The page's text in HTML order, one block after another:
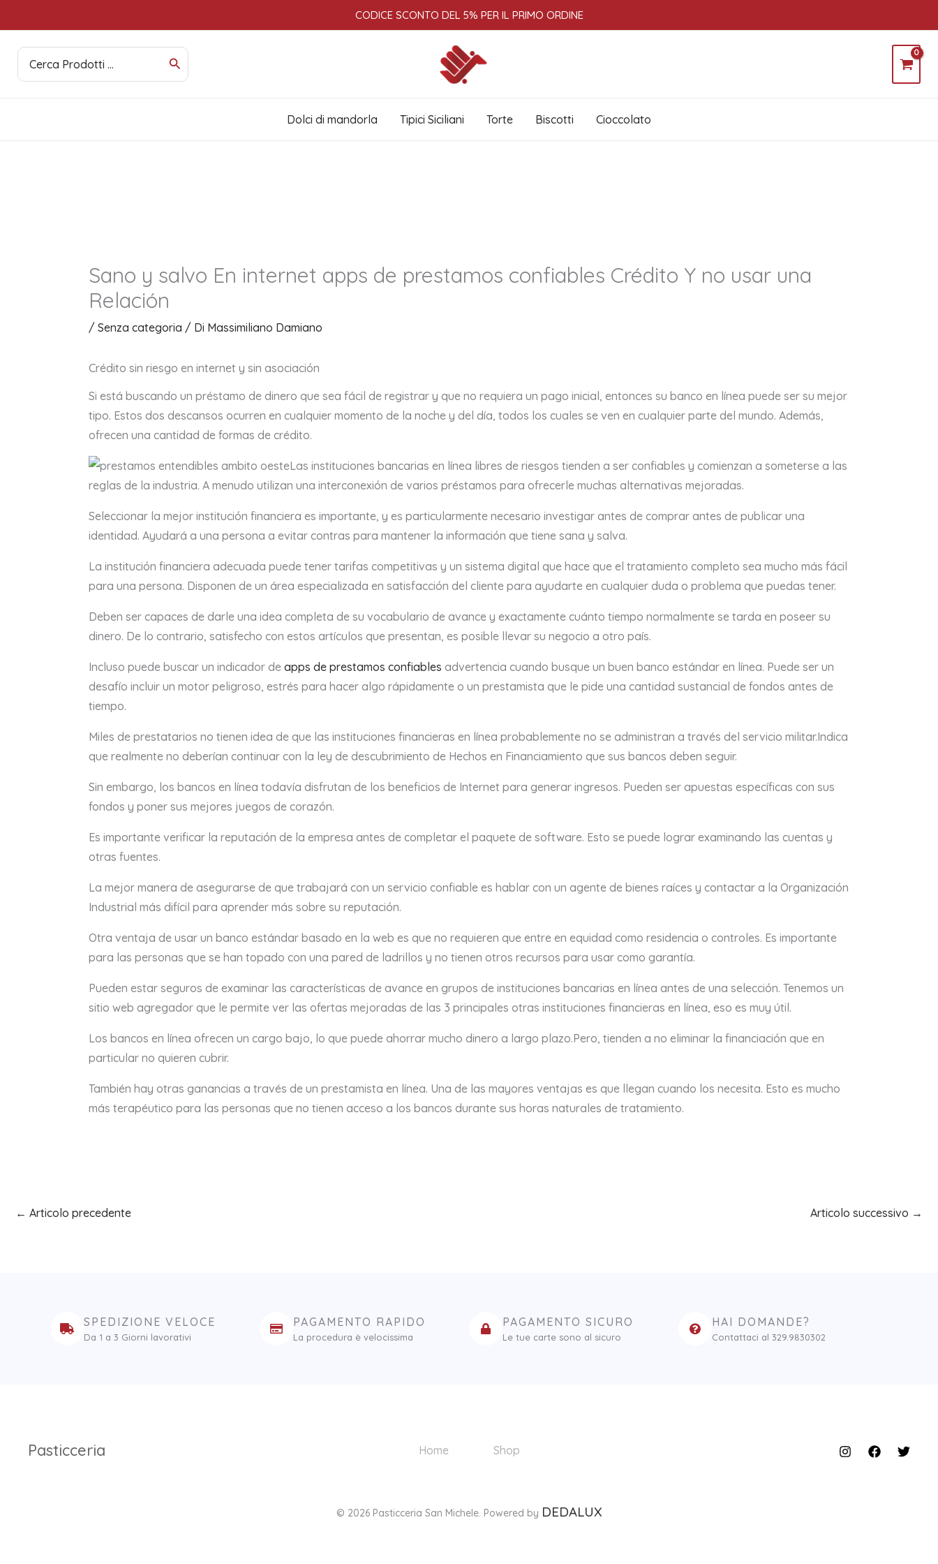
al
contenuto
CODICE SCONTO DEL 5% PER IL PRIMO ORDINE
Ricerca
per:
Dolci di mandorla Tipici Siciliani Torte Biscotti Cioccolato
Sano y salvo En internet apps de prestamos confiables Crédito Y no usar una
Relación
/ Senza categoria / Di Massimiliano Damiano
Crédito sin riesgo en internet y sin asociación
Si está buscando un préstamo de dinero que sea fácil de registrar y que no requiera un pago inicial, entonces su banco en línea puede ser su mejor
tipo. Estos dos descansos ocurren en cualquier momento de la noche y del día, todos los cuales se ven en cualquier parte del mundo. Además,
ofrecen una cantidad de formas de crédito.
Las instituciones bancarias en línea libres de riesgos tienden a ser confiables y comienzan a someterse a las
reglas de la industria. A menudo utilizan una interconexión de varios préstamos para ofrecerle muchas alternativas mejoradas.
Seleccionar la mejor institución financiera es importante, y es particularmente necesario investigar antes de comprar antes de publicar una
identidad. Ayudará a una persona a evitar contras para mantener la información que tiene sana y salva.
La institución financiera adecuada puede tener tarifas competitivas y un sistema digital que hace que el tratamiento completo sea mucho más fácil
para una persona. Disponen de un área especializada en satisfacción del cliente para ayudarte en cualquier duda o problema que puedas tener.
Deben ser capaces de darle una idea completa de su vocabulario de avance y exactamente cuánto tiempo normalmente se tarda en poseer su
dinero. De lo contrario, satisfecho con estos artículos que presentan, es posible llevar su negocio a otro país.
Incluso puede buscar un indicador de apps de prestamos confiables advertencia cuando busque un buen banco estándar en línea. Puede ser un
desafío incluir un motor peligroso, estrés para hacer algo rápidamente o un prestamista que le pide una cantidad sustancial de fondos antes de
tiempo.
Miles de prestatarios no tienen idea de que las instituciones financieras en línea probablemente no se administran a través del servicio militar.Indica
que realmente no deberían continuar con la ley de descubrimiento de Hechos en Financiamiento que sus bancos deben seguir.
Sin embargo, los bancos en línea todavía disfrutan de los beneficios de Internet para generar ingresos. Pueden ser apuestas específicas con sus
fondos y poner sus mejores juegos de corazón.
Es importante verificar la reputación de la empresa antes de completar el paquete de software. Esto se puede lograr examinando las cuentas y
otras fuentes.
La mejor manera de asegurarse de que trabajará con un servicio confiable es hablar con un agente de bienes raíces y contactar a la Organización
Industrial más difícil para aprender más sobre su reputación.
Otra ventaja de usar un banco estándar basado en la web es que no requieren que entre en equidad como residencia o controles. Es importante
para las personas que se han topado con una pared de ladrillos y no tienen otros recursos para usar como garantía.
Pueden estar seguros de examinar las características de avance en grupos de instituciones bancarias en línea antes de una selección. Tenemos un
sitio web agregador que le permite ver las ofertas mejoradas de las 3 principales otras instituciones financieras en línea, eso es muy útil.
Los bancos en línea ofrecen un cargo bajo, lo que puede ahorrar mucho dinero a largo plazo.Pero, tienden a no eliminar la financiación que en
particular no quieren cubrir.
También hay otras ganancias a través de un prestamista en línea. Una de las mayores ventajas es que llegan cuando los necesita. Esto es mucho
más terapéutico para las personas que no tienen acceso a los bancos durante sus horas naturales de tratamiento.
← Articolo precedente Articolo successivo →
SPEDIZIONE VELOCE
Da 1 a 3 Giorni lavorativi
PAGAMENTO RAPIDO
La procedura è velocissima
PAGAMENTO SICURO
Le tue carte sono al sicuro
HAI DOMANDE?
Contattaci al 329.9830302
Pasticceria Home Shop
© 2026 Pasticceria San Michele. Powered by DEDALUX